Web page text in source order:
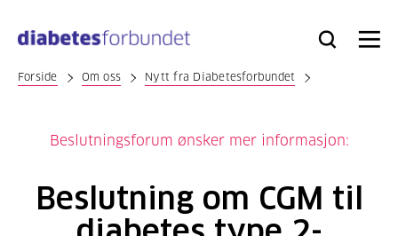
hovedinnhold
Bli
Logg
Søk Meny
Forside Om oss Nytt fra Diabetesforbundet
Beslutningsforum ønsker mer informasjon:
Beslutning om CGM til